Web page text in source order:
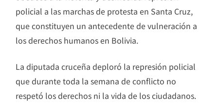
policial a las marchas de protesta en Santa Cruz,
que constituyen un antecedente de vulneración a
los derechos humanos en Bolivia.
La diputada cruceña deploró la represión policial
que durante toda la semana de conflicto no
respetó los derechos ni la vida de los ciudadanos.